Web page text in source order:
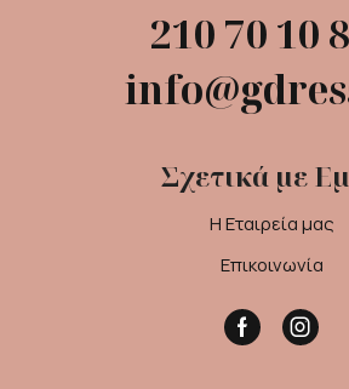
210 70 10
Σχετικά με
Η Εταιρεία μας
Επικοινωνία
Facebook